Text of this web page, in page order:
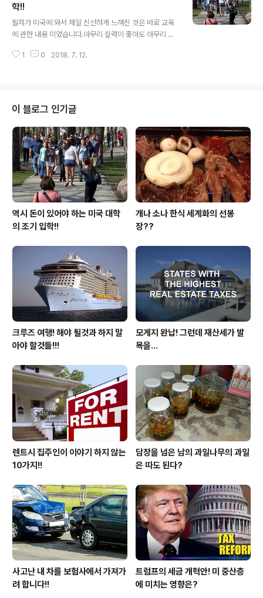
를 어떻게 청구를 하는지 약 10개 대형 병원을 선정을 해
조사를 해보았더니 8개 병원이 환자의 병원비를 초과해 청
구를 했다는 충격적인 내용을 입수를 하고 실제로 그렇다
더라~~ 라고 전해졌던 이야기가 헛소문만은 아니라고 주
의를 당부를 하는 겁니다. 관계자의 설명에 의하면 이렇게
학!!
필자가 미국에 와서 제일 신선하게 느껴진 것은 바로 교육
에 관한 내용 이었습니다.아무리 실력이 좋아도 아무리 능
동동 구르는 아이들을 신문 지상을 통해 보곤 했었습니다.
황에 직면한 아이들이 한둘이 아닐진대 돈이 없어 애가 타
는 그러한 경우가 비일비재 할겁니다. 그런데 하고자 하는
열망과 능력이 있으면 비록 졸업후에 갚아야 하지만 공부
를 해서 번듯한 직장을 잡게 하고 사회에 진출을 하게끔 하
는 것이 바로 미국 대학 교육 입니다. 또한 3년을 머리가 터
지도록 공부를 하고 날을 잡아 8시간..
1 0 2018. 7. 12.
이 블로그 인기글
역시 돈이 있어야 하는 미국 대학
의 조기 입학!!
개나 소나 한식 세계화의 선봉
장??
크루즈 여행! 해야 될것과 하지 말
아야 할것들!!!
모게지 완납! 그런데 재산세가 발
목을...
렌트시 집주인이 이야기 하지 않는
10가지!!
담장을 넘은 남의 과일나무의 과일
은 따도 된다?
사고난 내 차를 보험사에서 가져가
려 합니다!!
트럼프의 세금 개혁안! 미 중산층
에 미치는 영향은?